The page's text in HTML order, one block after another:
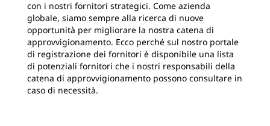
con i nostri fornitori strategici. Come azienda
globale, siamo sempre alla ricerca di nuove
opportunità per migliorare la nostra catena di
approvvigionamento. Ecco perché sul nostro portale
di registrazione dei fornitori è disponibile una lista
di potenziali fornitori che i nostri responsabili della
catena di approvvigionamento possono consultare in
caso di necessità.